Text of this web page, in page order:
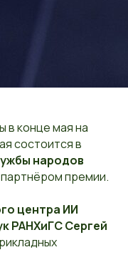
в конце мая на
состоится в
народов
премии.
центра ИИ
РАНХиГС Сергей